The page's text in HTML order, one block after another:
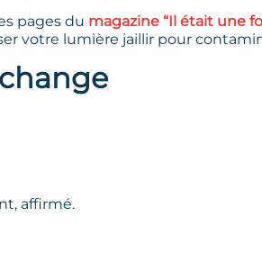
pages du magazine “Il était une
votre lumière jaillir pour
affirmé.